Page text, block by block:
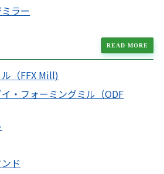
ラー
READ MORE
（FFX Mill)
・フォーミングミル（ODF
ド